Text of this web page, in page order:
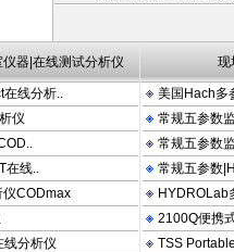
器|在线测试分析仪 现
线分析..
仪
在线..
CODmax
线分析仪
美国Hach多
常规五参数
常规五参数
常规五参数
HYDROLab
2100Q便携
TSS